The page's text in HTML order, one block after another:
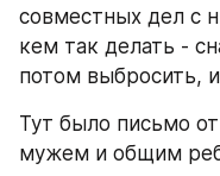
совместных дел с
кем так делать -
потом выбросить,
Тут было письмо
мужем и общим